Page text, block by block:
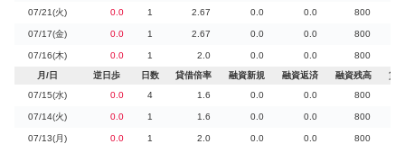
07/21(火) 0.0 1 2.67 0.0 0.0 800
07/17(金) 0.0 1 2.67 0.0 0.0 800
07/16(木) 0.0 1 2.0 0.0 0.0
800
月/日
逆日歩 日数 貸借倍率 融資新規 融資返済 融資残高
貸
07/15(水)
0.0 4 1.6 0.0 0.0 800
07/14(火) 0.0 1 1.6 0.0 0.0 800
07/13(月) 0.0 1 2.0 0.0 0.0 800